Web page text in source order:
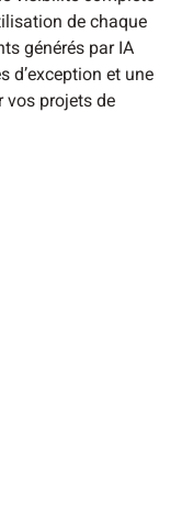
visibilité complète
de chaque
générés par IA
et une
projets de